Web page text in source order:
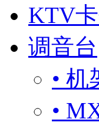
KTV
调音台
• 机
•